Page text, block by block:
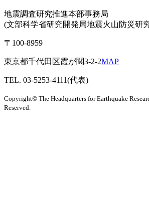
地震調査研究推進本部事務局
(文部科学省研究開発局地震火山防災研
〒100-8959
東京都千代田区霞が関3-2-2MAP
TEL. 03-5253-4111(代表)
Copyright© The Headquarters for Earthquake
Reserved.